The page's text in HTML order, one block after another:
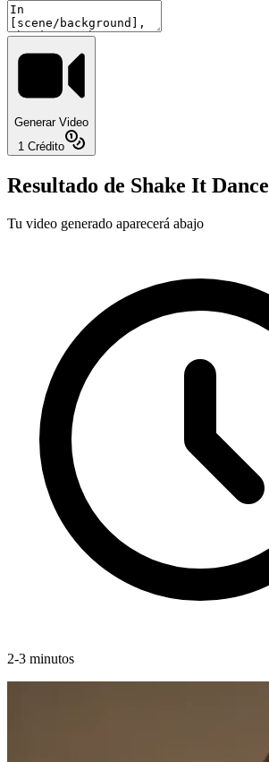
Generar Video
1 Crédito
Resultado de Shake It Dance
Tu video generado aparecerá abajo
2-3 minutos